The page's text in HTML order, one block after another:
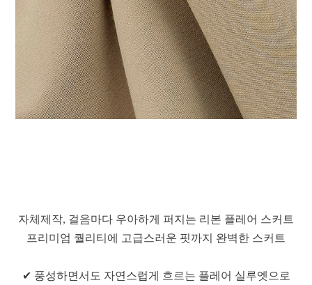
자체제작, 걸음마다 우아하게 퍼지는 리본 플레어 스커트
프리미엄 퀄리티에 고급스러운 핏까지 완벽한 스커트
✔ 풍성하면서도 자연스럽게 흐르는 플레어 실루엣으로